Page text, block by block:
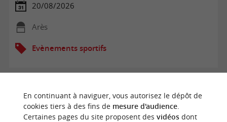
20/08/2026
Arès
Evènements sportifs
En continuant à naviguer, vous autorisez le dépôt de
cookies tiers à des fins de mesure d'audience.
Certaines pages du site proposent des vidéosdont